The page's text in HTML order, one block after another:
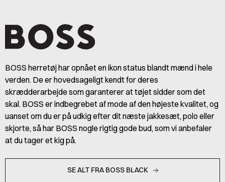
BOSS herretøj har opnået en ikon status blandt mænd i hele
verden. De er hovedsageligt kendt for deres
skrædderarbejde som garanterer at tøjet sidder som det
skal. BOSS er indbegrebet af mode af den højeste kvalitet, og
uanset om du er på udkig efter dit næste jakkesæt, polo eller
skjorte, så har BOSS nogle rigtig gode bud, som vi anbefaler
at du tager et kig på.
SE ALT FRA BOSS BLACK